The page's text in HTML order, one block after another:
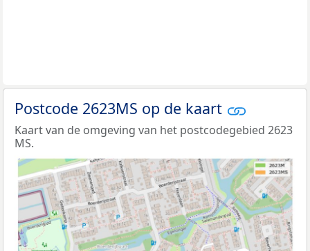
Postcode 2623MS op de kaart
Kaart van de omgeving van het postcodegebied 2623
MS.